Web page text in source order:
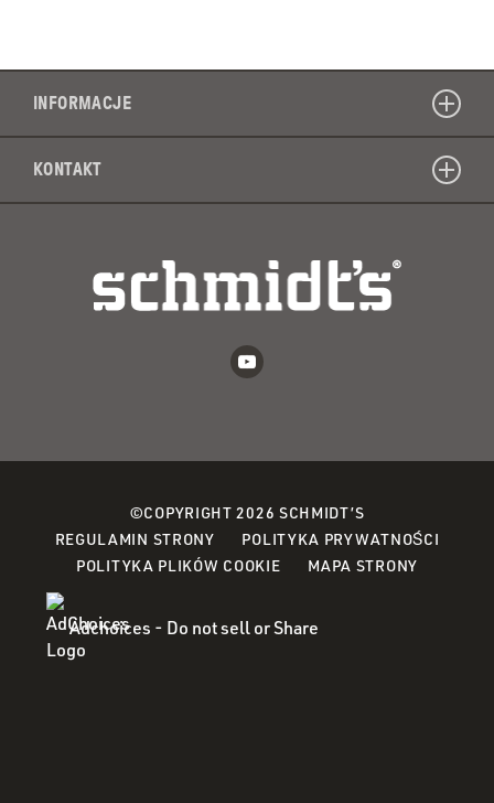
INFORMACJE
KONTAKT
©COPYRIGHT 2026 SCHMIDT’S
REGULAMIN STRONY
POLITYKA PRYWATNOŚCI
POLITYKA PLIKÓW COOKIE(OPENS
A
MAPA STRONY
Adchoices - Do not sell or Share